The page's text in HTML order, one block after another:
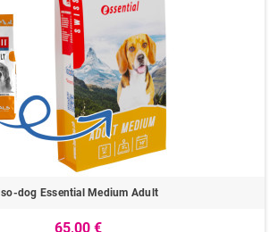
Iso-dog Essential Medium Adult
65,00 €